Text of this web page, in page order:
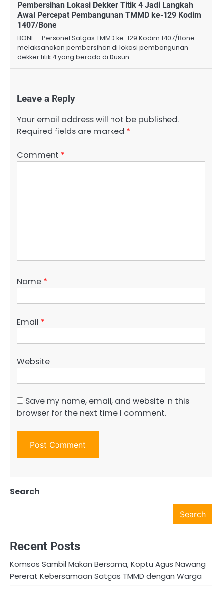
Pembersihan Lokasi Dekker Titik 4 Jadi Langkah
Awal Percepat Pembangunan TMMD ke-129 Kodim
1407/Bone
BONE – Personel Satgas TMMD ke-129 Kodim 1407/Bone
melaksanakan pembersihan di lokasi pembangunan
dekker titik 4 yang berada di Dusun…
Leave a Reply
Your email address will not be published.
Required fields are marked *
Comment *
Name *
Email *
Website
Save my name, email, and website in this
browser for the next time I comment.
Search
Search
Recent Posts
Komsos Sambil Makan Bersama, Koptu Agus Nawang
Pererat Kebersamaan Satgas TMMD dengan Warga